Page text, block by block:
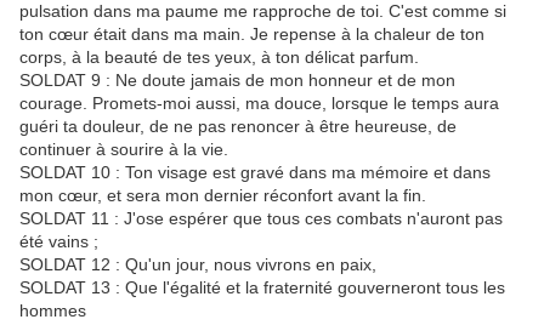
pulsation dans ma paume me rapproche de toi. C'est comme si
ton cœur était dans ma main. Je repense à la chaleur de ton
corps, à la beauté de tes yeux, à ton délicat parfum.
SOLDAT 9 : Ne doute jamais de mon honneur et de mon
courage. Promets-moi aussi, ma douce, lorsque le temps aura
guéri ta douleur, de ne pas renoncer à être heureuse, de
continuer à sourire à la vie.
SOLDAT 10 : Ton visage est gravé dans ma mémoire et dans
mon cœur, et sera mon dernier réconfort avant la fin.
SOLDAT 11 : J'ose espérer que tous ces combats n'auront pas
été vains ;
SOLDAT 12 : Qu'un jour, nous vivrons en paix,
SOLDAT 13 : Que l'égalité et la fraternité gouverneront tous les
hommes